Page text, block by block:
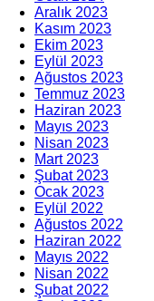
Aralık 2023
Kasım 2023
Ekim 2023
Eylül 2023
Ağustos 2023
Temmuz 2023
Haziran 2023
Mayıs 2023
Nisan 2023
Mart 2023
Şubat 2023
Ocak 2023
Eylül 2022
Ağustos 2022
Haziran 2022
Mayıs 2022
Nisan 2022
Şubat 2022